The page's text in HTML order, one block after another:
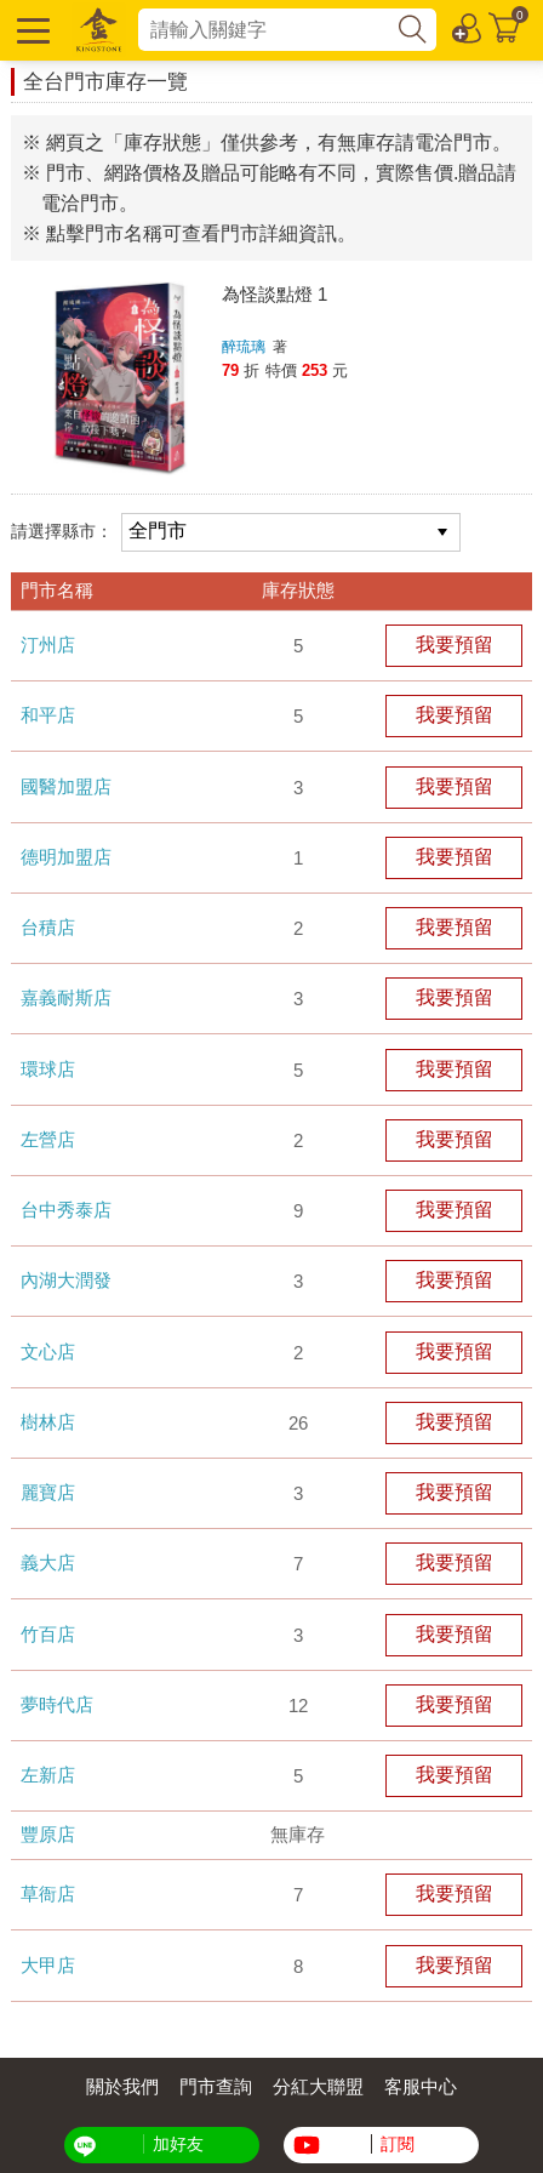
0
全台門市庫存一覽
※ 網頁之「庫存狀態」僅供參考，有無庫存請電洽門市。
※ 門市、網路價格及贈品可能略有不同，實際售價.贈品請
電洽門市。
※ 點擊門市名稱可查看門市詳細資訊。
為怪談點燈 1
醉琉璃 著
79 折 特價 253 元
請選擇縣市：
門市名稱 庫存狀態
汀州店 5 我要預留
和平店 5 我要預留
國醫加盟店 3 我要預留
德明加盟店 1 我要預留
台積店 2 我要預留
嘉義耐斯店 3 我要預留
環球店 5 我要預留
左營店 2 我要預留
台中秀泰店 9 我要預留
內湖大潤發 3 我要預留
文心店 2 我要預留
樹林店 26 我要預留
麗寶店 3 我要預留
義大店 7 我要預留
竹百店 3 我要預留
夢時代店 12 我要預留
左新店 5 我要預留
豐原店 無庫存
草衙店 7 我要預留
大甲店 8 我要預留
關於我們 門市查詢 分紅大聯盟 客服中心
加好友 訂閱